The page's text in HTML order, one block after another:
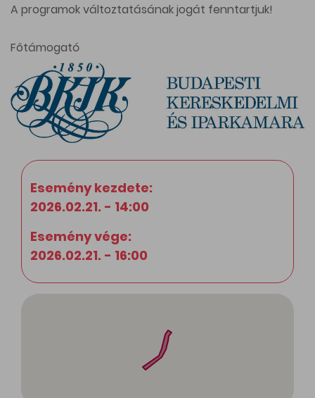
A programok változtatásának jogát fenntartjuk!
Főtámogató
Esemény kezdete:
2026.02.21. - 14:00
Esemény vége:
2026.02.21. - 16:00